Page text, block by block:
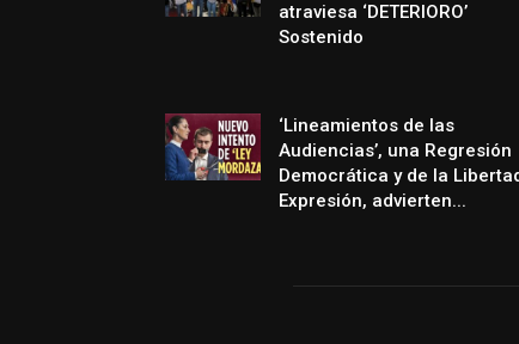
atraviesa ‘DETERIORO’
Sostenido
‘Lineamientos de las
Audiencias’, una Regresión
Democrática y de la
Expresión, advierten...